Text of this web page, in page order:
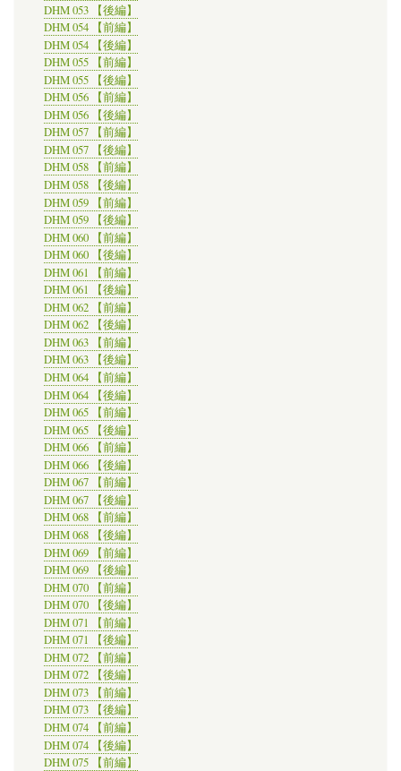
DHM 053 【後編】
DHM 054 【前編】
DHM 054 【後編】
DHM 055 【前編】
DHM 055 【後編】
DHM 056 【前編】
DHM 056 【後編】
DHM 057 【前編】
DHM 057 【後編】
DHM 058 【前編】
DHM 058 【後編】
DHM 059 【前編】
DHM 059 【後編】
DHM 060 【前編】
DHM 060 【後編】
DHM 061 【前編】
DHM 061 【後編】
DHM 062 【前編】
DHM 062 【後編】
DHM 063 【前編】
DHM 063 【後編】
DHM 064 【前編】
DHM 064 【後編】
DHM 065 【前編】
DHM 065 【後編】
DHM 066 【前編】
DHM 066 【後編】
DHM 067 【前編】
DHM 067 【後編】
DHM 068 【前編】
DHM 068 【後編】
DHM 069 【前編】
DHM 069 【後編】
DHM 070 【前編】
DHM 070 【後編】
DHM 071 【前編】
DHM 071 【後編】
DHM 072 【前編】
DHM 072 【後編】
DHM 073 【前編】
DHM 073 【後編】
DHM 074 【前編】
DHM 074 【後編】
DHM 075 【前編】